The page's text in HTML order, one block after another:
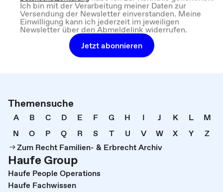
Ich bin mit der Verarbeitung meiner Daten zur
Versendung der Newsletter einverstanden. Meine
Einwilligung kann ich jederzeit im jeweiligen
Newsletter über den Abmeldelink widerrufen.
Jetzt abonnieren
Themensuche
A B C D E F G H I J K L
M
N
O P Q R S T U V W X Y
Z
Zum Recht Familien- & Erbrecht Archiv
Haufe Group
Haufe People Operations
Haufe Fachwissen